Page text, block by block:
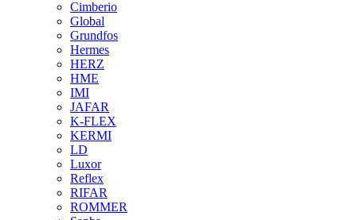
Cimberio
Global
Grundfos
Hermes
HERZ
HME
IMI
JAFAR
K-FLEX
KERMI
LD
Luxor
Reflex
RIFAR
ROMMER